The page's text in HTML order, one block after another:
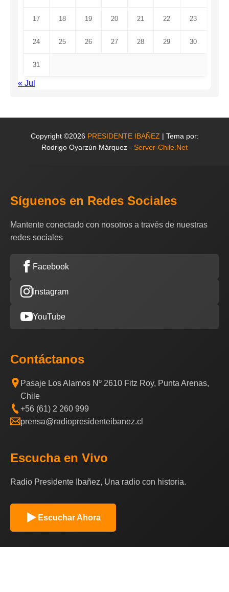
17 18 19 20 21 22 23
24 25 26 27 28 29 30
31
« Jul
Copyright ©2026 PRESIDENTE IBAÑEZ | Tema por:
Rodrigo Oyarzún Márquez - Server-Chile.Net
Síguenos en Redes Sociales
Mantente conectado con nosotros a través de nuestras
redes sociales
Facebook
Instagram
YouTube
Contáctanos
Pasaje Los Alamos Nº 2610 Fitz Roy, Punta Arenas,
Chile
+56 (61) 2 260 999
prensa@radiopresidenteibanez.cl
Escucha en Vivo
Radio Presidente Ibañez, Una radio con historia.
Escuchar Ahora